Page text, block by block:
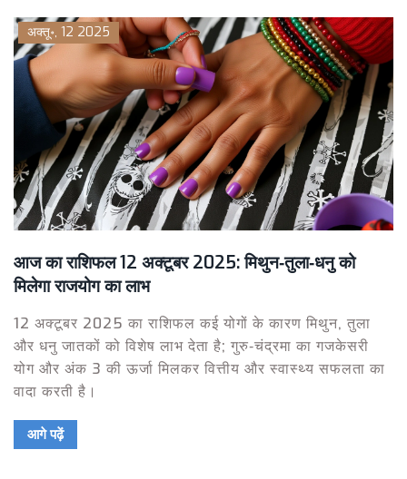
अक्तू॰, 12 2025
आज का राशिफल 12 अक्टूबर 2025: मिथुन‑तुला‑धनु को
मिलेगा राजयोग का लाभ
12 अक्टूबर 2025 का राशिफल कई योगों के कारण मिथुन, तुला
और धनु जातकों को विशेष लाभ देता है; गुरु‑चंद्रमा का गजकेसरी
योग और अंक 3 की ऊर्जा मिलकर वित्तीय और स्वास्थ्य सफलता का
वादा करती है।
आगे पढ़ें